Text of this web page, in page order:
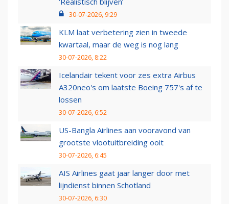
30-07-2026, 9:29
KLM laat verbetering zien in tweede
kwartaal, maar de weg is nog lang
30-07-2026, 8:22
Icelandair tekent voor zes extra Airbus
A320neo's om laatste Boeing 757's af te
lossen
30-07-2026, 6:52
US-Bangla Airlines aan vooravond van
grootste vlootuitbreiding ooit
30-07-2026, 6:45
AIS Airlines gaat jaar langer door met
lijndienst binnen Schotland
30-07-2026, 6:30